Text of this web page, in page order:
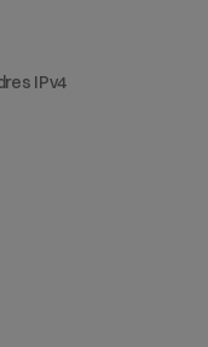
IPv4